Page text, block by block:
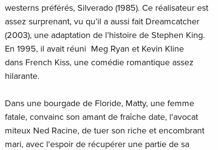
westerns préférés, Silverado (1985). Ce réalisateur est
assez surprenant, vu qu’il a aussi fait Dreamcatcher
(2003), une adaptation de l’histoire de Stephen King.
En 1995, il avait réuni Meg Ryan et Kevin Kline
dans French Kiss, une comédie romantique assez
hilarante.
Dans une bourgade de Floride, Matty, une femme
fatale, convainc son amant de fraîche date, l'avocat
miteux Ned Racine, de tuer son riche et encombrant
mari, avec l'espoir de récupérer une partie de sa